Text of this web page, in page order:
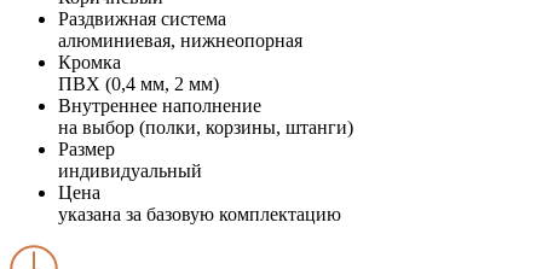
Раздвижная система
алюминиевая, нижнеопорная
Кромка
ПВХ (0,4 мм, 2 мм)
Внутреннее наполнение
на выбор (полки, корзины, штанги)
Размер
индивидуальный
Цена
указана за базовую комплектацию